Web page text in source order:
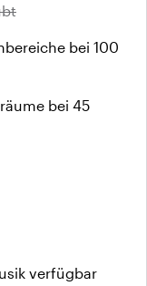
bei 100
bei 45
verfügbar